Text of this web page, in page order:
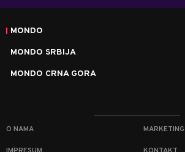
MONDO
MONDO SRBIJA
MONDO CRNA GORA
O NAMA MARKETING